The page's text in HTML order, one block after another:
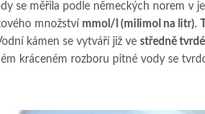
se měřila podle německých norem v
množství mmol/l (milimol na litr).
kámen se vytváří již ve středně
kráceném rozboru pitné vody se